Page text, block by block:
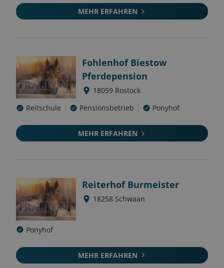
MEHR ERFAHREN
Fohlenhof Biestow
Pferdepension
18059 Rostock
Reitschule
Pensionsbetrieb Ponyhof
MEHR ERFAHREN
Reiterhof Burmeister
18258 Schwaan
Ponyhof
MEHR ERFAHREN